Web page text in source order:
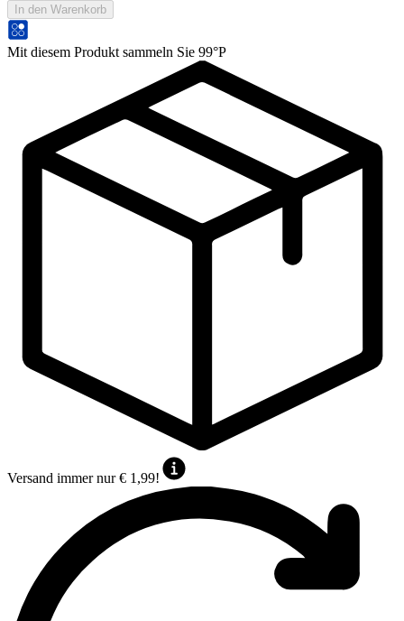
In den Warenkorb
Mit diesem Produkt sammeln Sie 99°P
Versand immer nur € 1,99!